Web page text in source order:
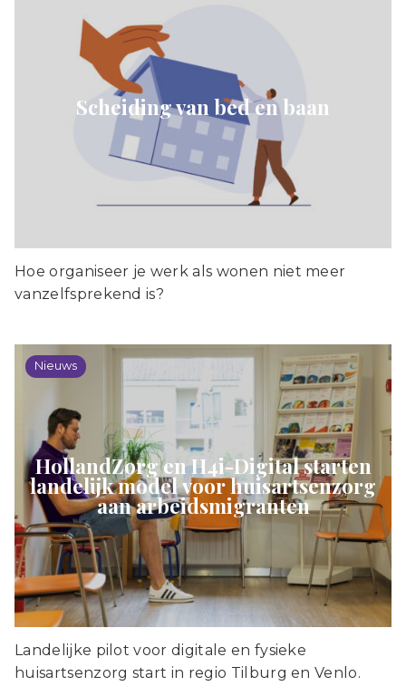
Scheiding van bed en baan
Hoe organiseer je werk als wonen niet meer
vanzelfsprekend is?
Nieuws
HollandZorg en H4i-Digital starten
landelijk model voor huisartsenzorg
aan arbeidsmigranten
Landelijke pilot voor digitale en fysieke
huisartsenzorg start in regio Tilburg en Venlo.